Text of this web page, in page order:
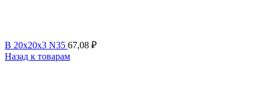
B 20x20x3 N35 67,08 ₽
Назад к товарам